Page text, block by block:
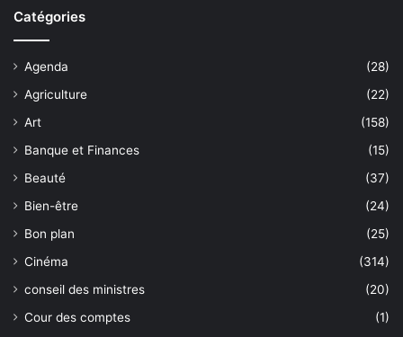
Catégories
Agenda
(28)
Agriculture
(22)
Art
(158)
Banque et Finances
(15)
Beauté
(37)
Bien-être
(24)
Bon plan
(25)
Cinéma
(314)
conseil des ministres
(20)
Cour des comptes
(1)